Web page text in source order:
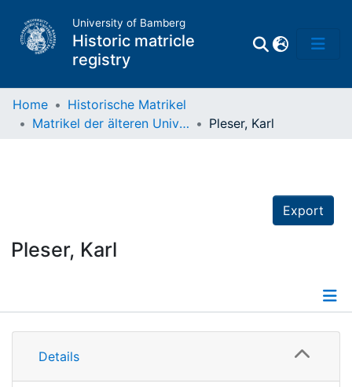
University of Bamberg
Historic matricle
registry
Home
Historische Matrikel
Matrikel der älteren Universität
Pleser, Karl
Export
Pleser, Karl
Details
Details